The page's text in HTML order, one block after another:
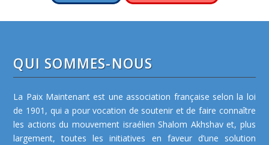
QUI SOMMES-NOUS
La Paix Maintenant est une association française selon la loi
de 1901, qui a pour vocation de soutenir et de faire connaître
les actions du mouvement israélien Shalom Akhshav et, plus
largement, toutes les initiatives en faveur d’une solution